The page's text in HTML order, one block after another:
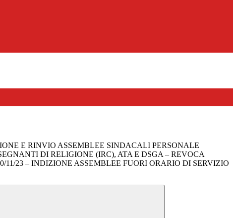
E RINVIO ASSEMBLEE SINDACALI PERSONALE
DI RELIGIONE (IRC), ATA E DSGA – REVOCA
11/23 – INDIZIONE ASSEMBLEE FUORI ORARIO DI SERVIZIO